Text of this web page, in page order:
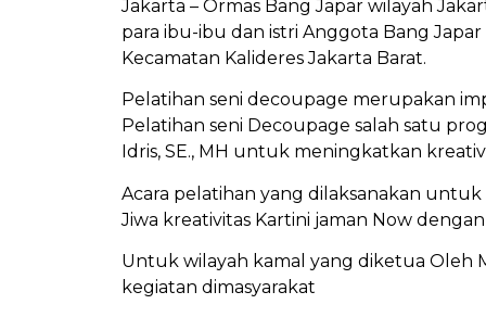
Jakarta – Ormas Bang Japar wilayah
para ibu-ibu dan istri Anggota Bang
Kecamatan Kalideres Jakarta Barat.
Pelatihan seni decoupage merupakan
Pelatihan seni Decoupage salah satu
Idris, SE., MH untuk meningkatkan
Acara pelatihan yang dilaksanakan
Jiwa kreativitas Kartini jaman Now
Untuk wilayah kamal yang diketua Oleh
kegiatan dimasyarakat